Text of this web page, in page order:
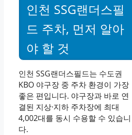
인천 SSG랜더스필
드 주차, 먼저 알아
야 할 것
인천 SSG랜더스필드는 수도권
KBO 야구장 중 주차 환경이 가장
좋은 편입니다. 야구장과 바로 연
결된 지상·지하 주차장에 최대
4,002대를 동시 수용할 수 있습니
다.